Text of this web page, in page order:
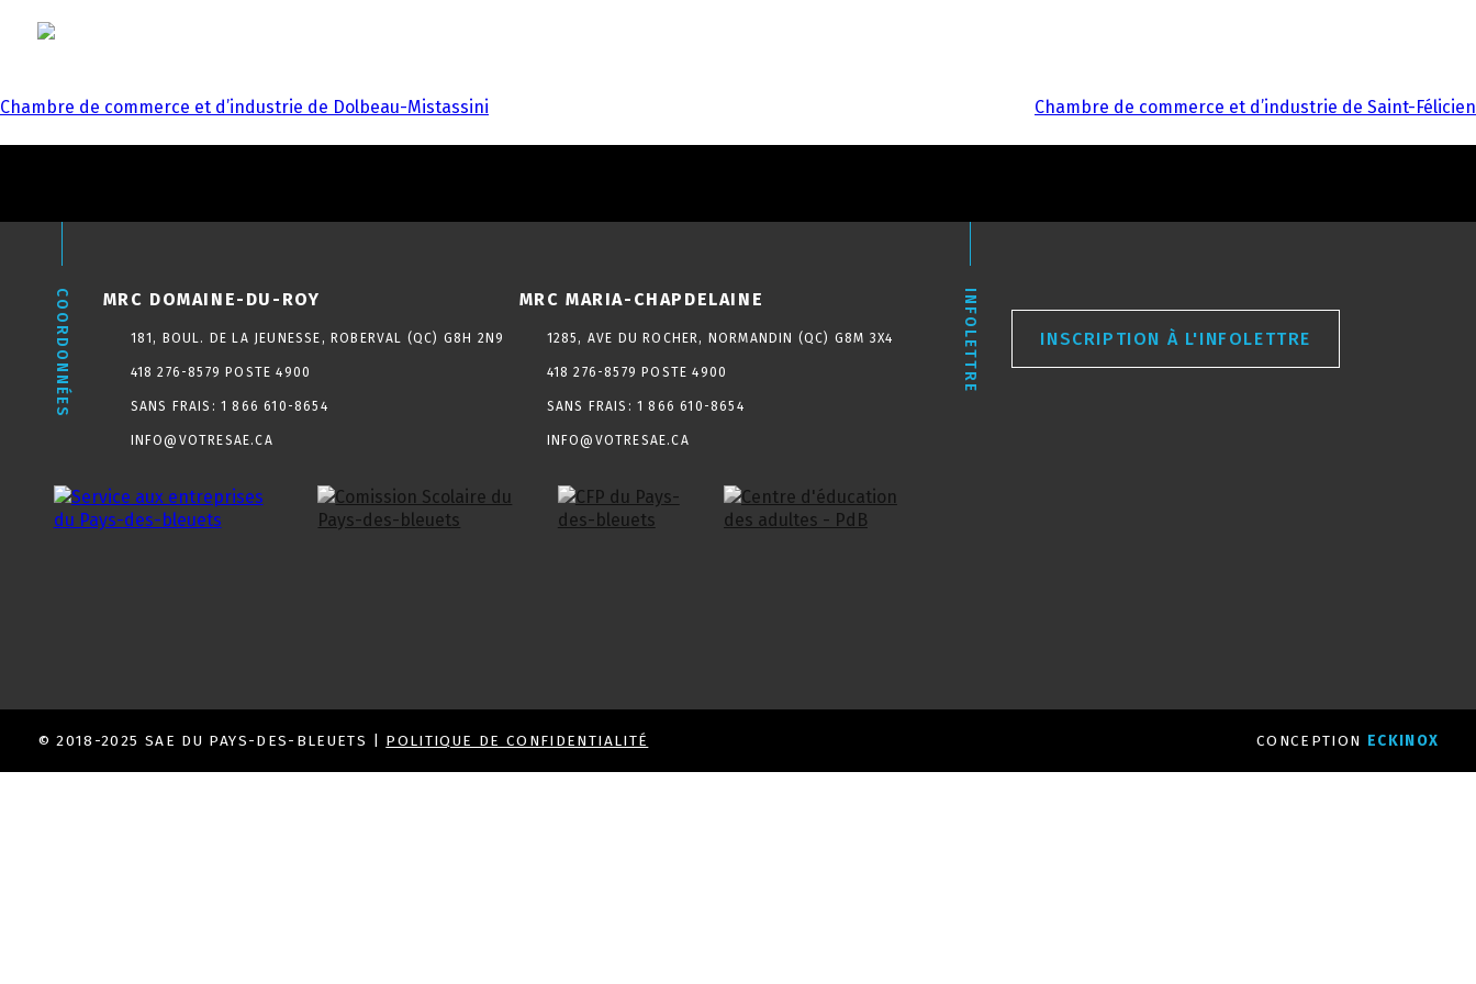
CHAMBRE DE COMMERCE ET D’INDUSTRIE DE ROBERVAL
NAVIGATION
DE
Chambre de commerce et d’industrie de Dolbeau-Mistassini Chambre de commerce et d’industrie de Saint-Félicien
MRC DOMAINE-DU-ROY
181, BOUL. DE LA JEUNESSE, ROBERVAL (QC) G8H 2N9
418 276-8579 POSTE 4900
SANS FRAIS: 1 866 610-8654
INFO@VOTRESAE.CA
MRC MARIA-CHAPDELAINE
1285, AVE DU ROCHER, NORMANDIN (QC) G8M 3X4
418 276-8579 POSTE 4900
SANS FRAIS: 1 866 610-8654
INFO@VOTRESAE.CA
COORDONNÉES INSCRIPTION À L'INFOLETTRE
INFOLETTRE
© 2018-2025 SAE DU PAYS-DES-BLEUETS | POLITIQUE DE CONFIDENTIALITÉ CONCEPTION ECKINOX